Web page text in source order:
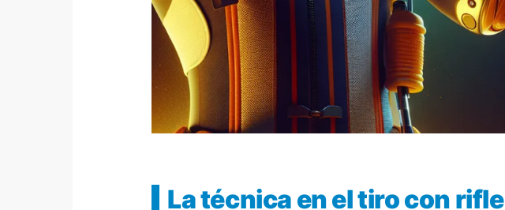
La técnica en el tiro con rifle